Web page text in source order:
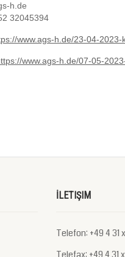
h.de
32045394
www.ags-h.de/23-04-2023-
www.ags-h.de/07-05-
İLETIŞIM
Telefon: +49 4 31